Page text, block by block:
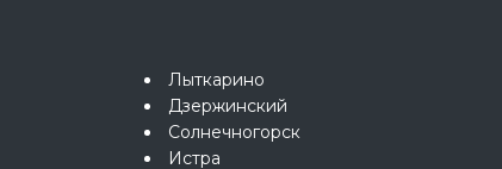
Лыткарино
Дзержинский
Солнечногорск
Истра